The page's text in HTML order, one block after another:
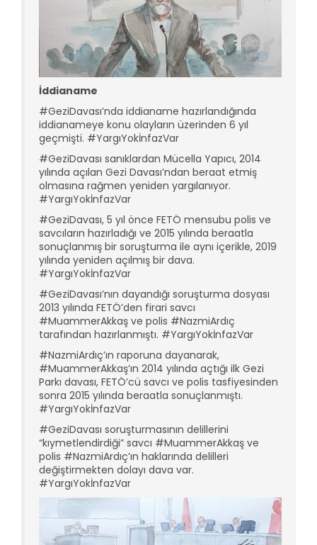
İddianame
#GeziDavası’nda iddianame hazırlandığında
iddianameye konu olayların üzerinden 6 yıl
geçmişti. #YargıYokİnfazVar
#GeziDavası sanıklardan Mücella Yapıcı, 2014
yılında açılan Gezi Davası’ndan beraat etmiş
olmasına rağmen yeniden yargılanıyor.
#YargıYokİnfazVar
#GeziDavası, 5 yıl önce FETÖ mensubu polis ve
savcıların hazırladığı ve 2015 yılında beraatla
sonuçlanmış bir soruşturma ile aynı içerikle, 2019
yılında yeniden açılmış bir dava.
#YargıYokİnfazVar
#GeziDavası’nın dayandığı soruşturma dosyası
2013 yılında FETÖ’den firari savcı
#MuammerAkkaş ve polis #NazmiArdıç
tarafından hazırlanmıştı. #YargıYokİnfazVar
#NazmiArdıç’ın raporuna dayanarak,
#MuammerAkkaş’ın 2014 yılında açtığı ilk Gezi
Parkı davası, FETÖ’cü savcı ve polis tasfiyesinden
sonra 2015 yılında beraatla sonuçlanmıştı.
#YargıYokİnfazVar
#GeziDavası soruşturmasının delillerini
“kıymetlendirdiği” savcı #MuammerAkkaş ve
polis #NazmiArdıç’ın haklarında delilleri
değiştirmekten dolayı dava var.
#YargıYokİnfazVar